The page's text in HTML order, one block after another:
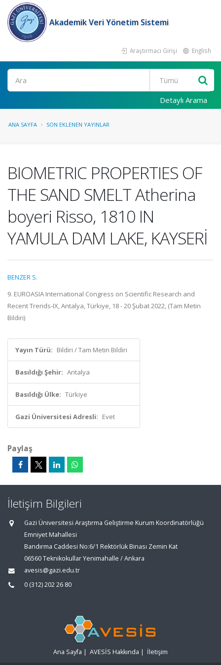
Akademik Veri Yönetim Sistemi
Araştırmacı Girişi English
Ara
Detaylı Arama
ANA SAYFA SON EKLENEN YAYINLAR
BIOMETRIC PROPERTIES OF
THE SAND SMELT Atherina
boyeri Risso, 1810 IN
YAMULA DAM LAKE, KAYSERİ
BENZER S.
9. EUROASIA International Congress on Scientific Research and
Recent Trends-IX, Antalya, Türkiye, 18 - 20 Şubat 2022, (Tam Metin
Bildiri)
Yayın Türü: Bildiri / Tam Metin Bildiri
Basıldığı Şehir: Antalya
Basıldığı Ülke: Türkiye
Gazi Üniversitesi Adresli: Evet
Paylaş
İletişim Bilgileri
Gazi Üniversitesi Araştırma Geliştirme Kurum Koordinatörlüğü
Emniyet Mahallesi
Bandırma Caddesi No:6/1 Rektörlük Binası Zemin Kat
06560 Teknikokullar Yenimahalle / Ankara
avesis@gazi.edu.tr
0 (312) 202 26 80
Ana Sayfa | AVESİS Hakkında | İletişim